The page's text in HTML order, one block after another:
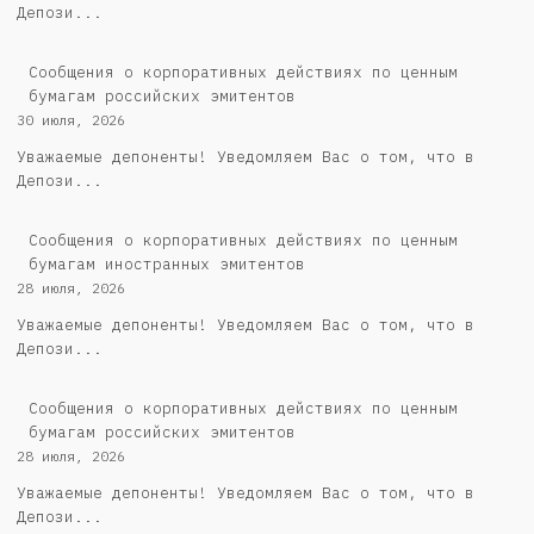
Депози...
Cообщения о корпоративных действиях по ценным
бумагам российских эмитентов
30 июля, 2026
Уважаемые депоненты! Уведомляем Вас о том, что в
Депози...
Сообщения о корпоративных действиях по ценным
бумагам иностранных эмитентов
28 июля, 2026
Уважаемые депоненты! Уведомляем Вас о том, что в
Депози...
Cообщения о корпоративных действиях по ценным
бумагам российских эмитентов
28 июля, 2026
Уважаемые депоненты! Уведомляем Вас о том, что в
Депози...